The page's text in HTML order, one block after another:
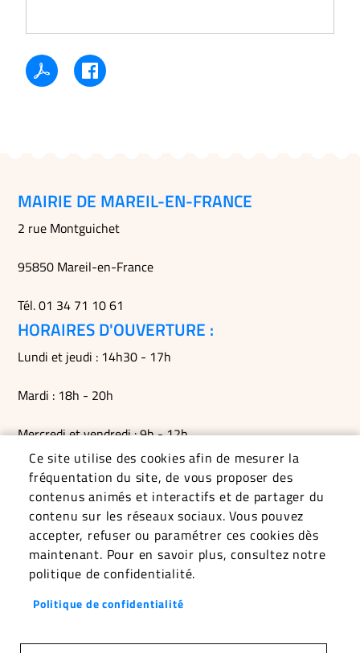
Ce site utilise des cookies afin de mesurer la
fréquentation du site, de vous proposer des
contenus animés et interactifs et de partager du
contenu sur les réseaux sociaux. Vous pouvez
accepter, refuser ou paramétrer ces cookies dès
maintenant. Pour en savoir plus, consultez notre
politique de confidentialité.
Politique de confidentialité
MAIRIE DE MAREIL-EN-FRANCE
2 rue Montguichet
95850 Mareil-en-France
Tél. 01 34 71 10 61
HORAIRES D'OUVERTURE :
Lundi et jeudi : 14h30 - 17h
Mardi : 18h - 20h
Mercredi et vendredi : 9h - 12h
Permanences du maire le mardi soir, le vendredi matin et
sur RDV